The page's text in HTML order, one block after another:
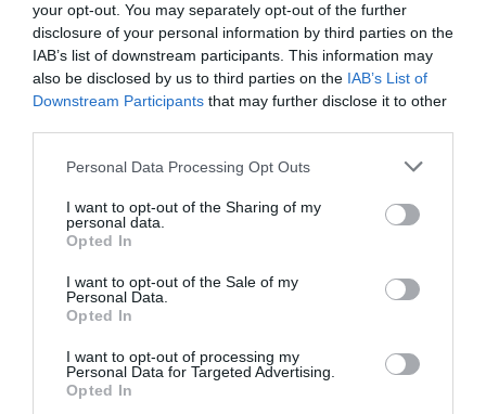
your opt-out. You may separately opt-out of the further
disclosure of your personal information by third parties on the
IAB’s list of downstream participants. This information may
also be disclosed by us to third parties on the IAB’s List of
Downstream Participants that may further disclose it to other
Please note that this website/app uses one or more Google
not limited to your visit or usage behaviour. You may click to
grant or deny consent to Google and its third-party tags to
use your data for below specified purposes in below Google
consent section.
Personal Data Processing Opt Outs
I want to opt-out of the Sharing of my
personal data.
Opted In
I want to opt-out of the Sale of my
Personal Data.
Opted In
I want to opt-out of processing my
Personal Data for Targeted Advertising.
Opted In
Σοκ: Θύμα στραγγαλισμού 93χρονη μέσα
στο σπίτι της